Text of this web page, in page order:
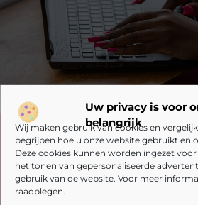
Uw privacy is voor
belangrijk
Wij maken gebruik van cookies en
begrijpen hoe u onze website gebruikt en
Deze cookies kunnen worden ingezet
het tonen van gepersonaliseerde
gebruik van de website. Voor meer
raadplegen.
Registreer nu en word
platform!
Ben jij een gepassioneerde
nieuwsgierige lezer? Sluit je aan